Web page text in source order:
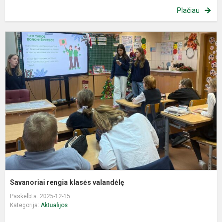
Plačiau
Savanoriai rengia klasės valandėlę
Paskelbta: 2025-12-15
Kategorija: Aktualijos